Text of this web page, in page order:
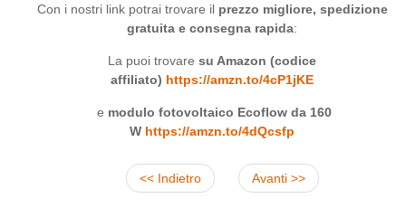
Con i nostri link potrai trovare il prezzo migliore, spedizione
gratuita e consegna rapida:
La puoi trovare su Amazon (codice
affiliato) https://amzn.to/4cP1jKE
e modulo fotovoltaico Ecoflow da 160
W https://amzn.to/4dQcsfp
<< Indietro Avanti >>